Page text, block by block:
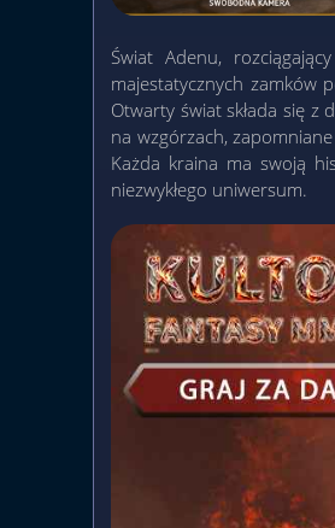
Świat Adenu,
majestatycznych zamków
Otwarty świat składa się
na wzgórzach,
Każda kraina ma swoją
niezwykłego uniwersum.